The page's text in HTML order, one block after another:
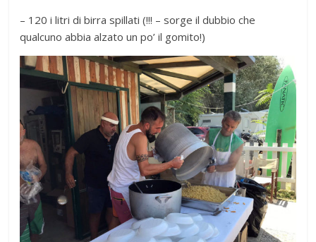
– 120 i litri di birra spillati (!!! – sorge il dubbio che
qualcuno abbia alzato un po’ il gomito!)